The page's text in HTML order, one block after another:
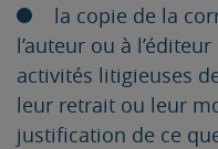
la copie de la
l’auteur ou à
activités litigieuses
leur retrait ou leur
justification de ce